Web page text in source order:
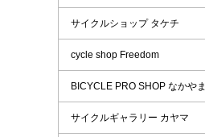
サイクルショップ タケチ
cycle shop Freedom
BICYCLE PRO SHOP なかやま
サイクルギャラリー カヤマ